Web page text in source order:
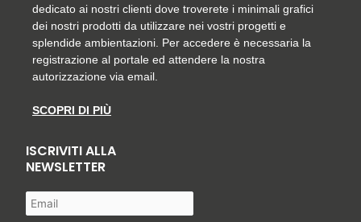
dedicato ai nostri clienti dove troverete i minimali grafici
dei nostri prodotti da utilizzare nei vostri progetti e
splendide ambientazioni. Per accedere è necessaria la
registrazione al portale ed attendere la nostra
autorizzazione via email.
SCOPRI DI PIÙ
ISCRIVITI ALLA
NEWSLETTER